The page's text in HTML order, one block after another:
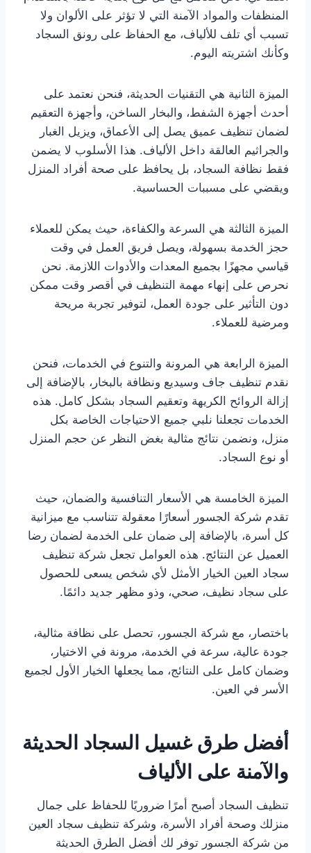
المنظفات والمواد الآمنة التي لا تؤثر على الألوان ولا
تسبب أي تلف للألياف، مع الحفاظ على رونق السجاد
وكأنك اشتريته اليوم.
الميزة الثانية هي التقنيات الحديثة، فنحن نعتمد على
أحدث أجهزة الشفط، والبخار الساخن، وأجهزة التعقيم
لضمان تنظيف عميق يصل إلى الأعماق، ويزيل الغبار
والجراثيم العالقة داخل الألياف. هذا الأسلوب لا يضمن
فقط نظافة السجاد، بل يحافظ على صحة أفراد المنزل
ويقضي على مسببات الحساسية.
الميزة الثالثة هي السرعة والكفاءة، حيث يمكن للعملاء
حجز الخدمة بسهولة، ويصل فريق العمل في وقت
قياسي مجهزًا بجميع المعدات والأدوات اللازمة. نحن
نحرص على إنهاء مهمة التنظيف في أقصر وقت ممكن
دون التأثير على جودة العمل، لتوفير تجربة مريحة
ومرضية للعملاء.
الميزة الرابعة هي المرونة والتنوع في الخدمات، فنحن
نقدم تنظيف جاف وسيديع ونظافة بالبخار، بالإضافة إلى
إزالة الروائح الكريهة وتعقيم السجاد بشكل كامل. هذه
الخدمات تجعلنا نلبي جميع الاحتياجات الخاصة بكل
منزل، ونضمن نتائج مثالية بغض النظر عن حجم المنزل
أو نوع السجاد.
الميزة الخامسة هي الأسعار التنافسية والضمان، حيث
تقدم شركة الجسور أسعارًا معقولة تتناسب مع ميزانية
كل أسرة، بالإضافة إلى ضمان على الخدمة لضمان رضا
العميل عن النتائج. هذه العوامل تجعل شركة تنظيف
سجاد العين الخيار الأمثل لأي شخص يسعى للحصول
على سجاد نظيف، صحي، وذو مظهر جديد دائمًا.
باختصار، مع شركة الجسور، تحصل على نظافة مثالية،
جودة عالية، سرعة في الخدمة، مرونة في الاختيار،
وضمان كامل على النتائج، مما يجعلها الخيار الأول لجميع
الأسر في العين.
أفضل طرق غسيل السجاد الحديثة
والآمنة على الألياف
تنظيف السجاد أصبح أمرًا ضروريًا للحفاظ على جمال
منزلك وصحة أفراد الأسرة، وشركة تنظيف سجاد العين
من شركة الجسور توفر لك أفضل الطرق الحديثة